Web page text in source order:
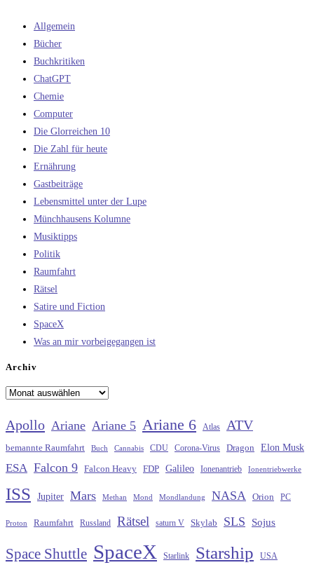
Allgemein
Bücher
Buchkritiken
ChatGPT
Chemie
Computer
Die Glorreichen 10
Die Zahl für heute
Ernährung
Gastbeiträge
Lebensmittel unter der Lupe
Münchhausens Kolumne
Musiktipps
Politik
Raumfahrt
Rätsel
Satire und Fiction
SpaceX
Was an mir vorbeigegangen ist
Archiv
Archiv
Apollo Ariane Ariane 5 Ariane 6 Atlas ATV
bemannte Raumfahrt Buch Cannabis CDU Corona-Virus Dragon Elon Musk
ESA Falcon 9 Falcon Heavy FDP Galileo Ionenantrieb Ionentriebwerke
ISS Jupiter Mars Methan Mond Mondlandung NASA Orion PC
Proton Raumfahrt Russland Rätsel saturn V Skylab SLS Sojus
Space Shuttle SpaceX Starlink Starship USA